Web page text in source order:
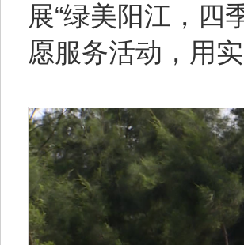
展“绿美阳江，四
愿服务活动，用